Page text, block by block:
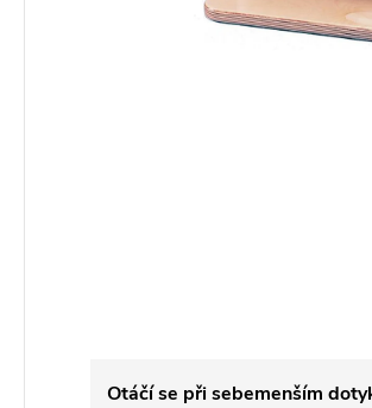
Otáčí se při sebemenším